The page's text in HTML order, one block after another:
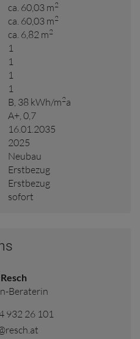
ca. 60,03 m2
ca. 60,03 m2
ca. 6,82 m2
1
1
1
1
B, 38 kWh/m2a
A+, 0,7
16.01.2035
2025
Neubau
Erstbezug
Erstbezug
sofort
Beraterin
932 26 101